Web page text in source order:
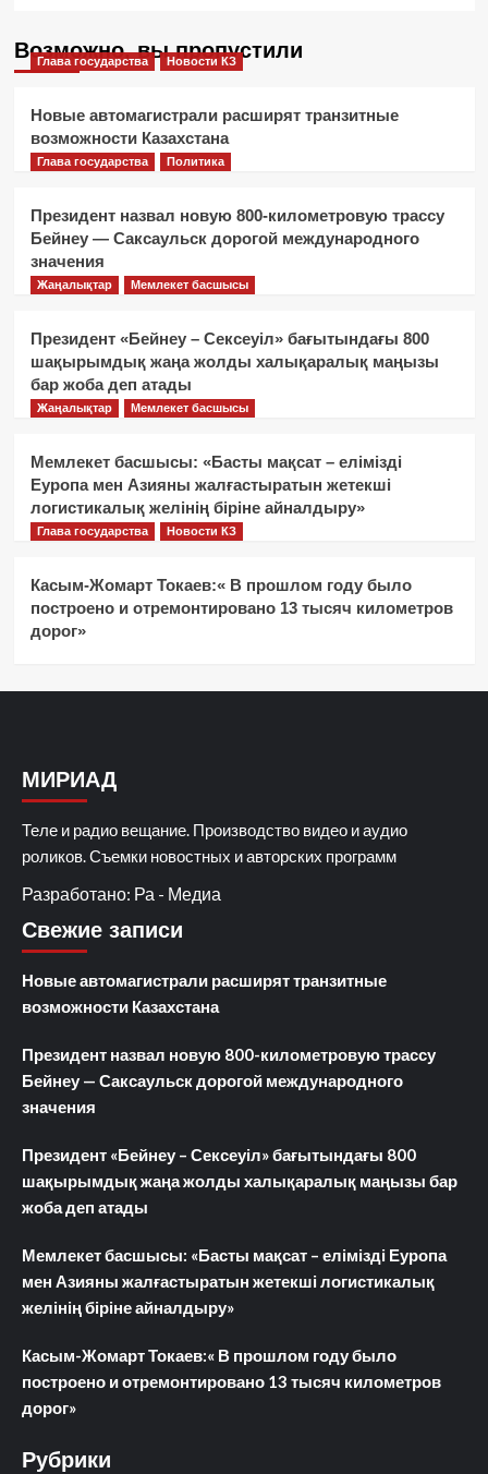
Возможно, вы пропустили
Глава государства Новости КЗ
Новые автомагистрали расширят транзитные
возможности Казахстана
Глава государства Политика
Президент назвал новую 800-километровую трассу
Бейнеу — Саксаульск дорогой международного
значения
Жаңалықтар Мемлекет басшысы
Президент «Бейнеу – Сексеуіл» бағытындағы 800
шақырымдық жаңа жолды халықаралық маңызы
бар жоба деп атады
Жаңалықтар Мемлекет басшысы
Мемлекет басшысы: «Басты мақсат – елімізді
Еуропа мен Азияны жалғастыратын жетекші
логистикалық желінің біріне айналдыру»
Глава государства Новости КЗ
Касым-Жомарт Токаев:« В прошлом году было
построено и отремонтировано 13 тысяч километров
дорог»
МИРИАД
Теле и радио вещание. Производство видео и аудио
роликов. Съемки новостных и авторских программ
Разработано: Ра - Медиа
Свежие записи
Новые автомагистрали расширят транзитные
возможности Казахстана
Президент назвал новую 800-километровую трассу
Бейнеу — Саксаульск дорогой международного
значения
Президент «Бейнеу – Сексеуіл» бағытындағы 800
шақырымдық жаңа жолды халықаралық маңызы бар
жоба деп атады
Мемлекет басшысы: «Басты мақсат – елімізді Еуропа
мен Азияны жалғастыратын жетекші логистикалық
желінің біріне айналдыру»
Касым-Жомарт Токаев:« В прошлом году было
построено и отремонтировано 13 тысяч километров
дорог»
Рубрики